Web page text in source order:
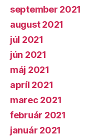
september 2021
august 2021
júl 2021
jún 2021
máj 2021
apríl 2021
marec 2021
február 2021
január 2021